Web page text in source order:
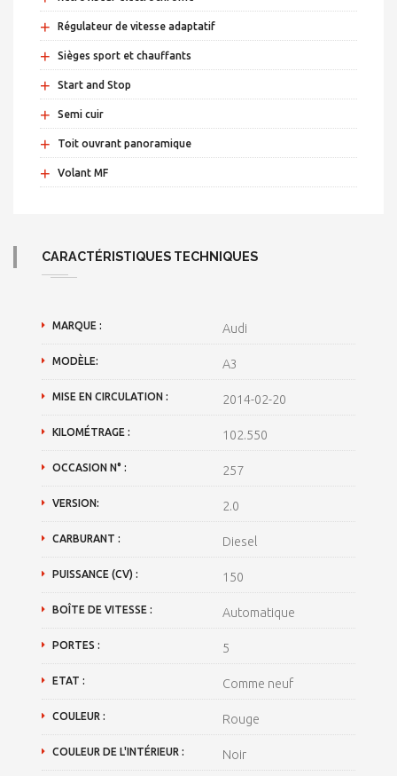
+ Régulateur de vitesse adaptatif
+ Sièges sport et chauffants
+ Start and Stop
+ Semi cuir
+ Toit ouvrant panoramique
+ Volant MF
CARACTÉRISTIQUES TECHNIQUES
MARQUE : Audi
MODÈLE: A3
MISE EN CIRCULATION : 2014-02-20
KILOMÉTRAGE : 102.550
OCCASION N° : 257
VERSION: 2.0
CARBURANT : Diesel
PUISSANCE (CV) : 150
BOÎTE DE VITESSE : Automatique
PORTES : 5
ETAT : Comme neuf
COULEUR : Rouge
COULEUR DE L'INTÉRIEUR : Noir